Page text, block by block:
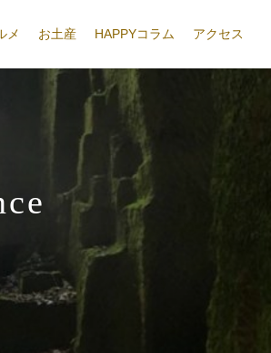
メ お土産 HAPPYコラム アクセス